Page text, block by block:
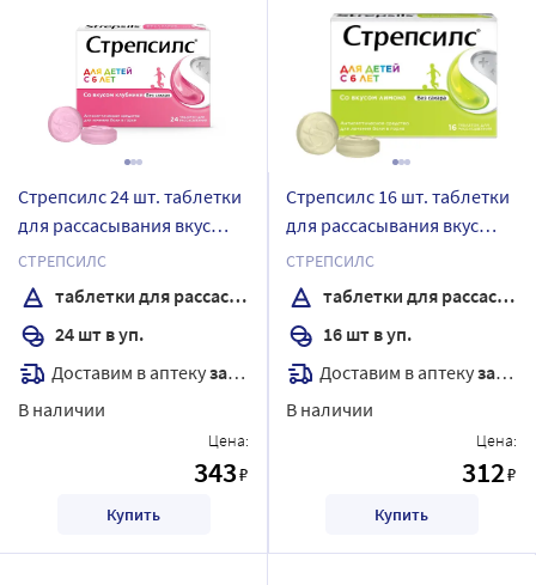
Стрепсилс 24 шт. таблетки
для рассасывания вкус
клубника для детей
СТРЕПСИЛС
таблетки для рассасывания
24 шт в уп.
Доставим в аптекузавтра
В наличии
Цена:
343₽
Купить
Стрепсилс 16 шт. таблетки
для рассасывания вкус
лимон
СТРЕПСИЛС
таблетки для рассасывания
16 шт в уп.
Доставим в аптекузавтра
В наличии
Цена:
312₽
Купить